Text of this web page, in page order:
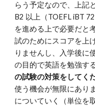
らう予定なので、上記
B2 以上（TOEFL iBT
を進める上で必要だと
試のためにスコアを上
りませんし、入学後に
の目的で英語を勉強す
の試験の対策をしてく
使う機会が無限にあり
についていく（単位を